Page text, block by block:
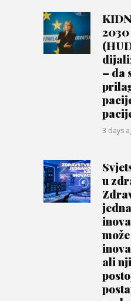
– da
3 days
u
ali